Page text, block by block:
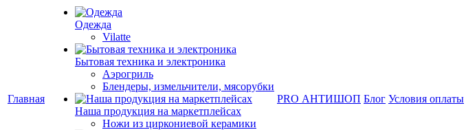
Главная
Одежда
Vilatte
Бытовая техника и электроника
Аэрогриль
Блендеры, измельчители, мясорубки
Наша продукция на маркетплейсах
Ножи из циркониевой керамики
PRO АНТИШОП Блог Условия оплаты